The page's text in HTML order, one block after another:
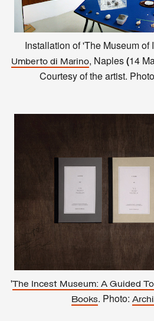
Installation of'The Museum of
Umberto di Marino, Naples(14
Courtesy of the artist.
'The Incest Museum: A Guided
Books. Photo: